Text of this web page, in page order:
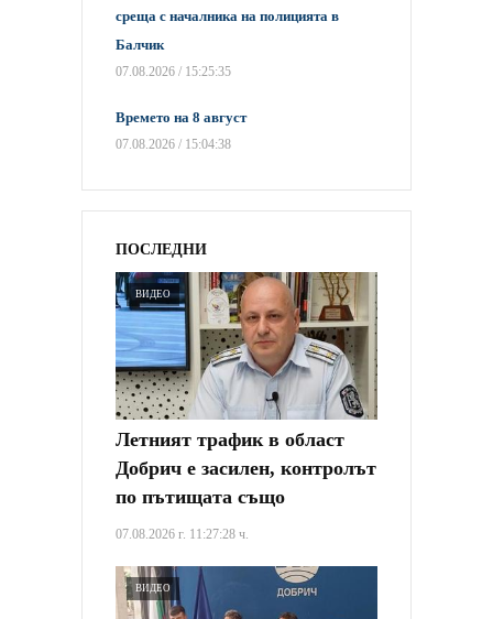
среща с началника на полицията в
Балчик
07.08.2026 / 15:25:35
Времето на 8 август
07.08.2026 / 15:04:38
ПОСЛЕДНИ
ВИДЕО
Летният трафик в област
Добрич е засилен, контролът
по пътищата също
07.08.2026 г. 11:27:28 ч.
ВИДЕО